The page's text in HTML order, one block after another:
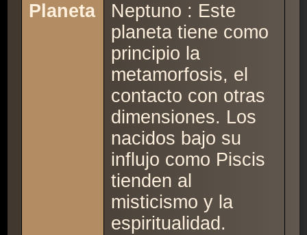
Planeta
Neptuno : Este
planeta tiene como
principio la
metamorfosis, el
contacto con otras
dimensiones. Los
nacidos bajo su
influjo como Piscis
tienden al
misticismo y la
espiritualidad.